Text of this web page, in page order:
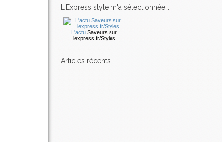
L'Express style m'a sélectionnée...
L'actu Saveurs sur
lexpress.fr/Styles
articles récents